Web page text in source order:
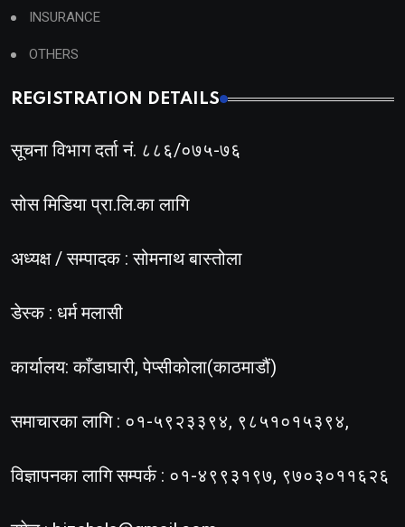
INSURANCE
OTHERS
REGISTRATION DETAILS
सूचना विभाग दर्ता नं. ८८६/०७५-७६
सोस मिडिया प्रा.लि.का लागि
अध्यक्ष / सम्पादक : सोमनाथ बास्तोला
डेस्क : धर्म मलासी
कार्यालय: काँडाघारी, पेप्सीकोला(काठमाडौं)
समाचारका लागि : ०१-५९२३३९४, ९८५१०१५३९४,
विज्ञापनका लागि सम्पर्क : ०१-४९९३१९७, ९७०३०११६२६